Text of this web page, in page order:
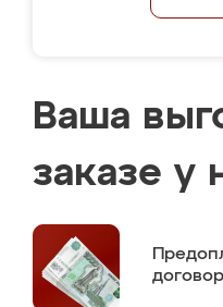
Ваша
заказе у